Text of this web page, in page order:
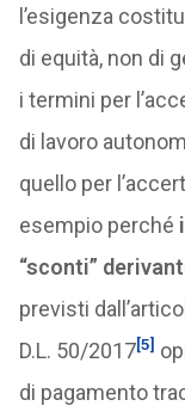
l’esigenza
di equità, non di
i termini per
di lavoro
quello per
esempio perché
“sconti”
previsti
D.L. 50/2017[5]
di pagamento